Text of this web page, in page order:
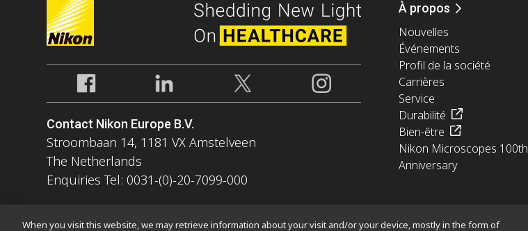
Contact Nikon Europe B.V.
Stroombaan 14, 1181 VX Amstelveen
The Netherlands
Enquiries Tel: 0031-(0)-20-7099-000
À propos
Nouvelles
Événements
Profil de la société
Carrières
Service
Durabilité
Bien-être
Nikon Microscopes 100th
Anniversary
When you visit this website, we may retrieve information about your visit and/or your device, mostly in the form of